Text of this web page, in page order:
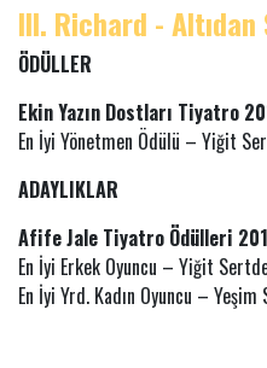
III. Richard -
ÖDÜLLER
Ekin Yazın Dostları Tiyatro
En İyi Yönetmen Ödülü – Yiğit
ADAYLIKLAR
Afife Jale Tiyatro Ödülleri
En İyi Erkek Oyuncu – Yiğit
En İyi Yrd. Kadın Oyuncu – Yeşim